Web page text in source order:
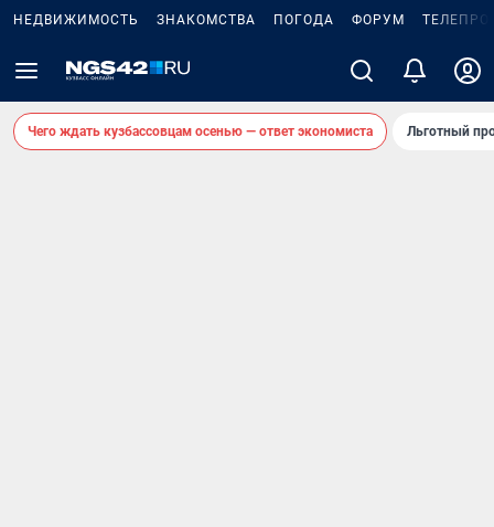
НЕДВИЖИМОСТЬ ЗНАКОМСТВА ПОГОДА ФОРУМ
Чего ждать кузбассовцам осенью — ответ экономиста Льготный